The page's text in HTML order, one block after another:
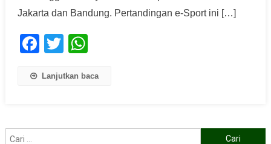
Jakarta dan Bandung. Pertandingan e-Sport ini […]
Facebook
Twitter
Lanjutkan baca